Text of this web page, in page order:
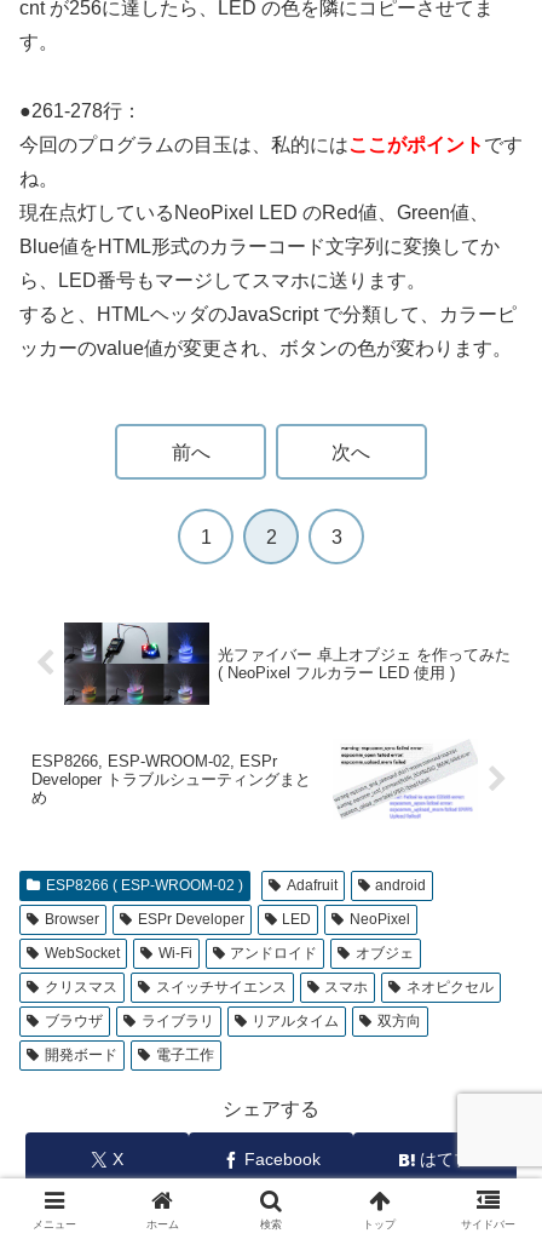
cnt が256に達したら、LED の色を隣にコピーさせてま
す。
●261-278行：
今回のプログラムの目玉は、私的にはここがポイント です
ね。
現在点灯しているNeoPixel LED のRed値、Green値、
Blue値をHTML形式のカラーコード文字列に変換してか
ら、LED番号もマージしてスマホに送ります。
すると、HTMLヘッダのJavaScript で分類して、カラーピ
ッカーのvalue値が変更され、ボタンの色が変わります。
前へ 次へ
1 2 3
光ファイバー 卓上オブジェ を作ってみた
( NeoPixel フルカラー LED 使用 )
ESP8266, ESP-WROOM-02, ESPr
Developer トラブルシューティングまと
め
ESP8266 ( ESP-WROOM-02 ) Adafruit
android
Browser
ESPr Developer LED
NeoPixel
WebSocket
Wi-Fi アンドロイド
オブジェ
クリスマス
スイッチサイエンス スマホ
ネオピクセル
ブラウザ
ライブラリ リアルタイム
双方向
開発ボード
電子工作
シェアする
X Facebook はてブ
コピー
メニュー ホーム 検索 トップ サイドバー